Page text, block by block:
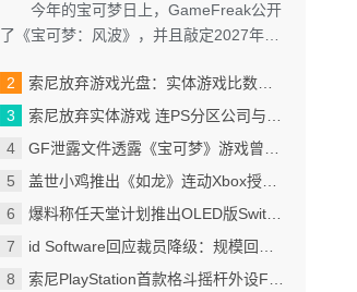
今年的宝可梦日上，GameFreak公开
了《宝可梦：风波》，并且敲定2027年发
出什么《宝可梦：...
索尼放弃游戏光盘：实体游戏比数字版游戏少赚30%
索尼放弃实体游戏 连PS分区公司与游戏发行商都没通知
GF泄露文件透露《宝可梦》游戏曾打算涨价 倒逼玩家买双版本
盖世小鸡推出《如龙》连动Xbox授权G7 Pro无线手柄
爆料称任天堂计划推出OLED版Switch2 正权衡成本
id Software回应裁员降级：规模回到2016年 仍会开发游戏
索尼PlayStation首款格斗摇杆外设FlexStrike宣布延期